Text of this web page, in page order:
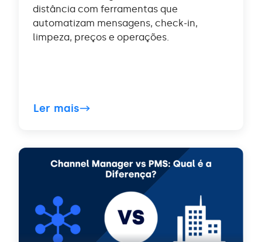
distância com ferramentas que
automatizam mensagens, check-in,
limpeza, preços e operações.
Ler mais